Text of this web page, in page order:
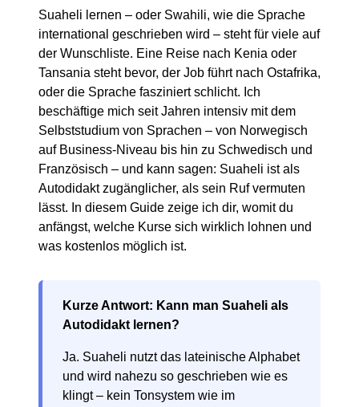
Suaheli lernen – oder Swahili, wie die Sprache
international geschrieben wird – steht für viele auf
der Wunschliste. Eine Reise nach Kenia oder
Tansania steht bevor, der Job führt nach Ostafrika,
oder die Sprache fasziniert schlicht. Ich
beschäftige mich seit Jahren intensiv mit dem
Selbststudium von Sprachen – von Norwegisch
auf Business-Niveau bis hin zu Schwedisch und
Französisch – und kann sagen: Suaheli ist als
Autodidakt zugänglicher, als sein Ruf vermuten
lässt. In diesem Guide zeige ich dir, womit du
anfängst, welche Kurse sich wirklich lohnen und
was kostenlos möglich ist.
Kurze Antwort: Kann man Suaheli als
Autodidakt lernen?
Ja. Suaheli nutzt das lateinische Alphabet
und wird nahezu so geschrieben wie es
klingt – kein Tonsystem wie im